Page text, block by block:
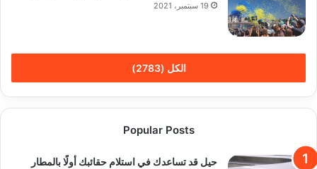
19 سبتمبر، 2021
الكل (2783)
Popular Posts
حيل قد تساعدك في استلام حقائبك أولًا بالمطار